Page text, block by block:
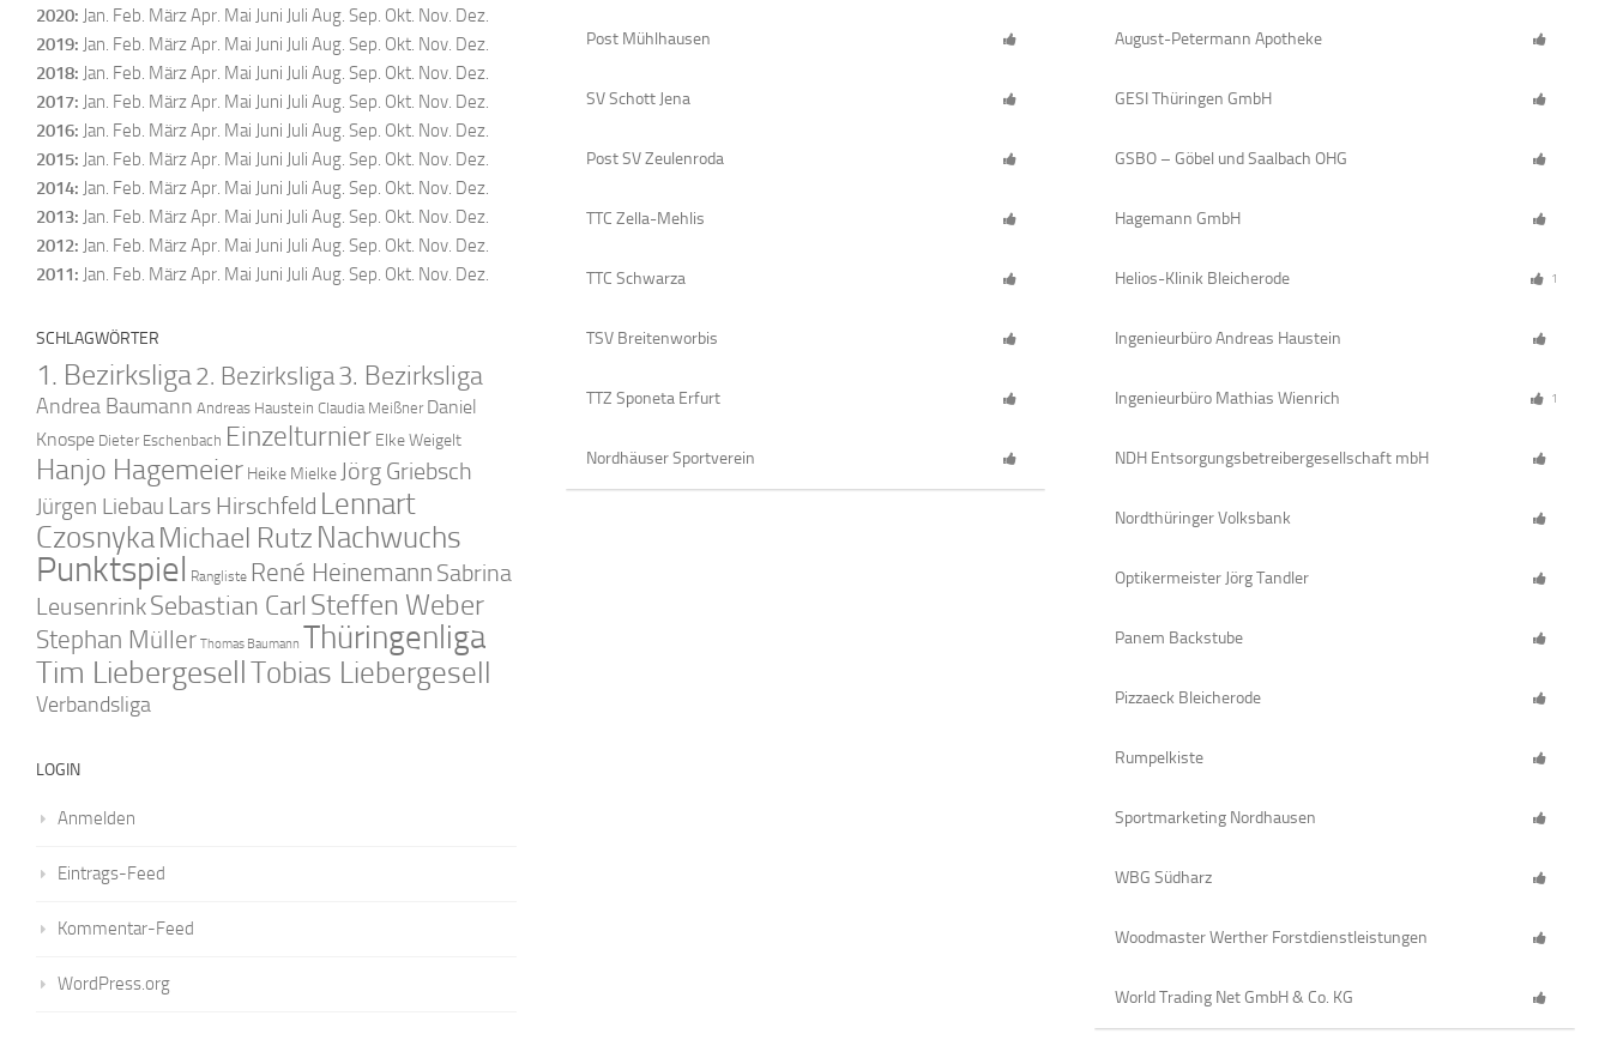
2020: Jan. Feb. MärzApr. Mai Juni Juli Aug. Sep. Okt. Nov. Dez.
2019: Jan. Feb. MärzApr. Mai Juni Juli Aug. Sep. Okt. Nov. Dez.
2018: Jan. Feb. MärzApr. Mai Juni Juli Aug. Sep. Okt. Nov. Dez.
2017: Jan. Feb. MärzApr. Mai Juni Juli Aug. Sep. Okt. Nov. Dez.
2016: Jan. Feb. MärzApr. Mai Juni Juli Aug. Sep. Okt. Nov. Dez.
2015: Jan. Feb. MärzApr. Mai Juni Juli Aug. Sep. Okt. Nov. Dez.
2014: Jan. Feb. MärzApr. Mai Juni Juli Aug. Sep. Okt. Nov. Dez.
2013: Jan. Feb. MärzApr. Mai Juni Juli Aug. Sep. Okt. Nov. Dez.
2012: Jan. Feb. MärzApr. Mai Juni Juli Aug. Sep. Okt. Nov. Dez.
2011: Jan. Feb. MärzApr. Mai Juni Juli Aug. Sep. Okt. Nov. Dez.
SCHLAGWÖRTER
1. Bezirksliga2. Bezirksliga3. Bezirksliga
Andrea Baumann Andreas Haustein Claudia Meißner Daniel
Knospe Dieter Eschenbach Einzelturnier Elke Weigelt
Hanjo Hagemeier Heike Mielke Jörg Griebsch
Jürgen Liebau Lars Hirschfeld Lennart
CzosnykaMichael Rutz Nachwuchs
Punktspiel Rangliste René Heinemann Sabrina
LeusenrinkSebastian Carl Steffen Weber
Stephan Müller Thomas Baumann Thüringenliga
Tim LiebergesellTobias Liebergesell
Verbandsliga
LOGIN
Anmelden
Eintrags-Feed
Kommentar-Feed
WordPress.org
Post Mühlhausen
SV Schott Jena
Post SV Zeulenroda
TTC Zella-Mehlis
TTC Schwarza
TSV Breitenworbis
TTZ Sponeta Erfurt
Nordhäuser Sportverein
August-Petermann Apotheke
GESI Thüringen GmbH
GSBO – Göbel und Saalbach OHG
Hagemann GmbH
Helios-Klinik Bleicherode 1
Ingenieurbüro Andreas Haustein
Ingenieurbüro Mathias Wienrich 1
NDH Entsorgungsbetreibergesellschaft mbH
Nordthüringer Volksbank
Optikermeister Jörg Tandler
Panem Backstube
Pizzaeck Bleicherode
Rumpelkiste
Sportmarketing Nordhausen
WBG Südharz
Woodmaster Werther Forstdienstleistungen
World Trading Net GmbH & Co. KG